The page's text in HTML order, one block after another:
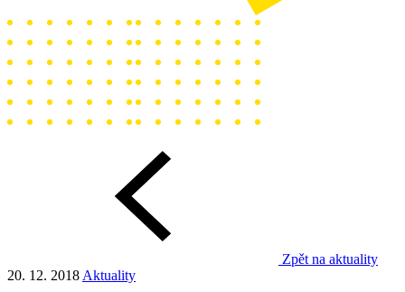
Zpět na aktuality
20. 12. 2018 Aktuality